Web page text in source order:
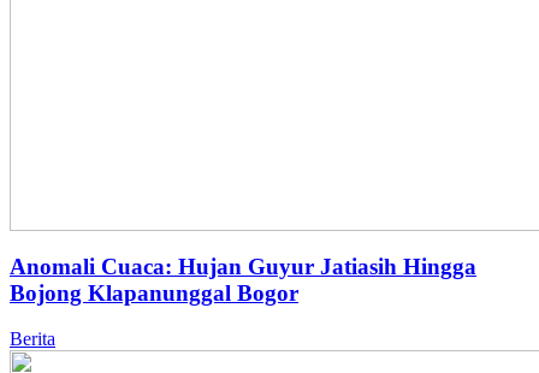
Anomali Cuaca: Hujan Guyur Jatiasih Hingga
Bojong Klapanunggal Bogor
Berita